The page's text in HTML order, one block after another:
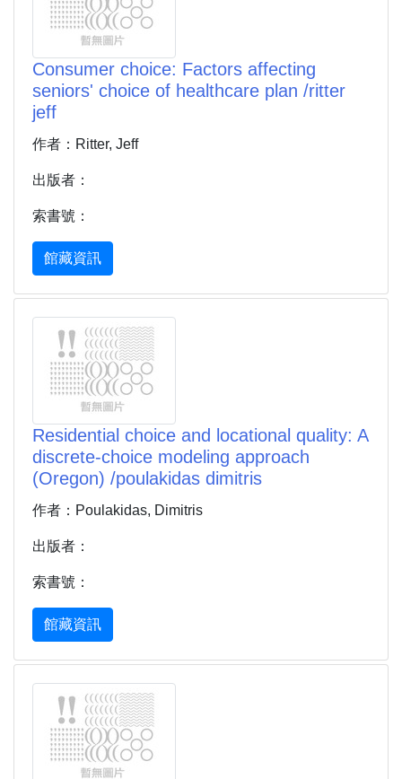
Consumer choice: Factors affecting
seniors' choice of healthcare plan /ritter
jeff
作者：Ritter, Jeff
出版者：
索書號：
館藏資訊
Residential choice and locational quality: A
discrete-choice modeling approach
(Oregon) /poulakidas dimitris
作者：Poulakidas, Dimitris
出版者：
索書號：
館藏資訊